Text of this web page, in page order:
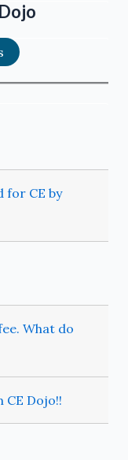
for CE by
What do
CE Dojo!!